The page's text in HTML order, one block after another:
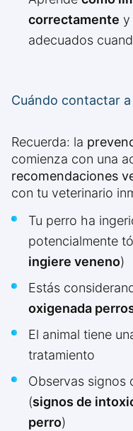
correctamente y
adecuados
Cuándo contactar
Recuerda: la
comienza con una
recomendaciones
con tu veterinario
Tu perro ha
potencialmente
ingiere veneno)
Estás
oxigenada
El animal tiene
tratamiento
Observas signos
(signos de
perro)